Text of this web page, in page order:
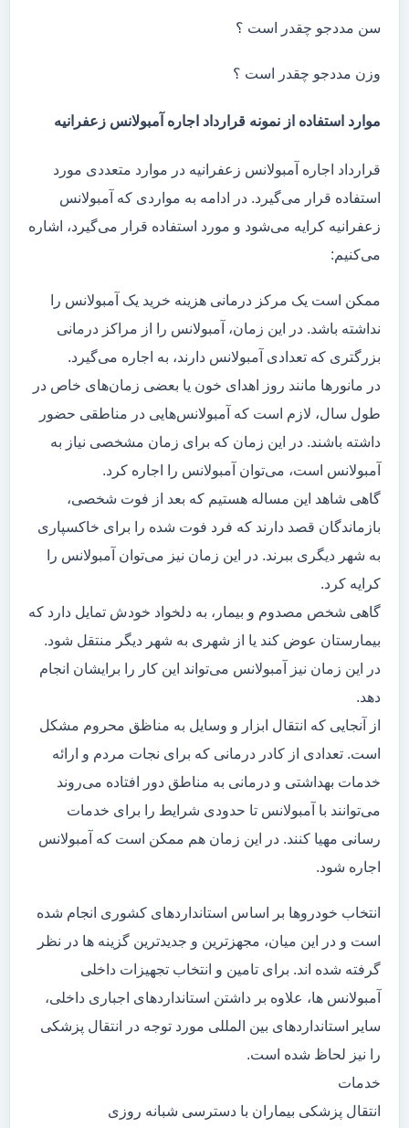
سن مددجو چقدر است ؟
وزن مددجو چقدر است ؟
موارد استفاده از نمونه قرارداد اجاره آمبولانس زعفرانیه
قرارداد اجاره آمبولانس زعفرانیه در موارد متعددی مورد
استفاده قرار می‌گیرد. در ادامه به مواردی که آمبولانس
زعفرانیه کرایه می‌شود و مورد استفاده قرار می‌گیرد، اشاره
می‌کنیم:
ممکن است یک مرکز درمانی هزینه خرید یک آمبولانس را
نداشته باشد. در این زمان، آمبولانس را از مراکز درمانی
بزرگتری که تعدادی آمبولانس دارند، به اجاره می‌گیرد.
در مانور‌ها مانند روز اهدای خون یا بعضی زمان‌های خاص در
طول سال، لازم است که آمبولانس‌هایی در مناطقی حضور
داشته باشند. در این زمان که برای زمان مشخصی نیاز به
آمبولانس است، می‌توان آمبولانس را اجاره کرد.
گاهی شاهد این مساله هستیم که بعد از فوت شخصی،
بازماندگان قصد دارند که فرد فوت شده را برای خاکسپاری
به شهر دیگری ببرند. در این زمان نیز می‌توان آمبولانس را
کرایه کرد.
گاهی شخص مصدوم و بیمار، به دلخواد خودش تمایل دارد که
بیمارستان عوض کند یا از شهری به شهر دیگر منتقل شود.
در این زمان نیز آمبولانس می‌تواند این کار را برایشان انجام
دهد.
از آنجایی که انتقال ابزار و وسایل به مناظق محروم مشکل
است. تعدادی از کادر درمانی که برای نجات مردم و ارائه
خدمات بهداشتی و درمانی به مناطق دور افتاده می‌روند
می‌توانند با آمبولانس تا حدودی شرایط را برای خدمات
رسانی مهیا کنند. در این زمان هم ممکن است که آمبولانس
اجاره شود.
انتخاب خودروها بر اساس استانداردهای کشوری انجام شده
است و در این میان، مجهزترین و جدیدترین گزینه ها در نظر
گرفته شده اند. برای تامین و انتخاب تجهیزات داخلی
آمبولانس ها، علاوه بر داشتن استانداردهای اجباری داخلی،
سایر استانداردهای بین المللی مورد توجه در انتقال پزشکی
را نیز لحاظ شده است.
خدمات
انتقال پزشکی بیماران با دسترسی شبانه روزی